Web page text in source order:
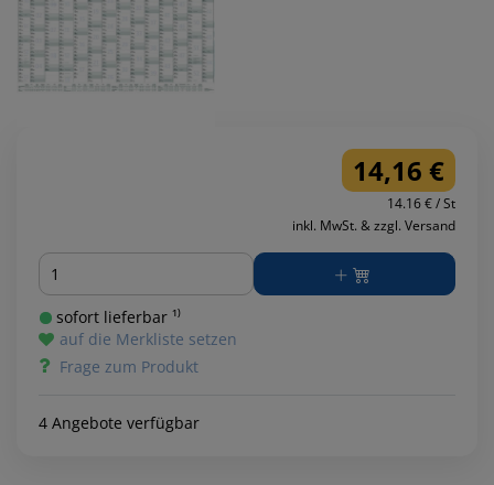
14,16 €
14.16 € / St
inkl. MwSt. & zzgl. Versand
Menge
sofort lieferbar ¹⁾
auf die Merkliste setzen
Frage zum Produkt
4 Angebote verfügbar